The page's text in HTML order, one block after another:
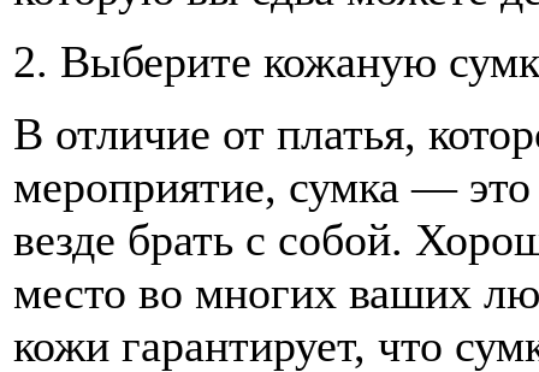
2. Выберите кожаную
В отличие от платья,
мероприятие, сумка —
везде брать с собой.
место во многих ваших
кожи гарантирует, что